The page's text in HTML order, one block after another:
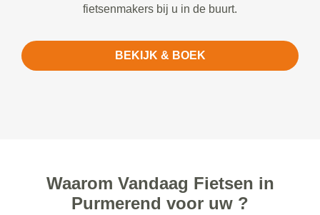
fietsenmakers bij u in de buurt.
BEKIJK & BOEK
Waarom Vandaag Fietsen in
Purmerend voor uw ?